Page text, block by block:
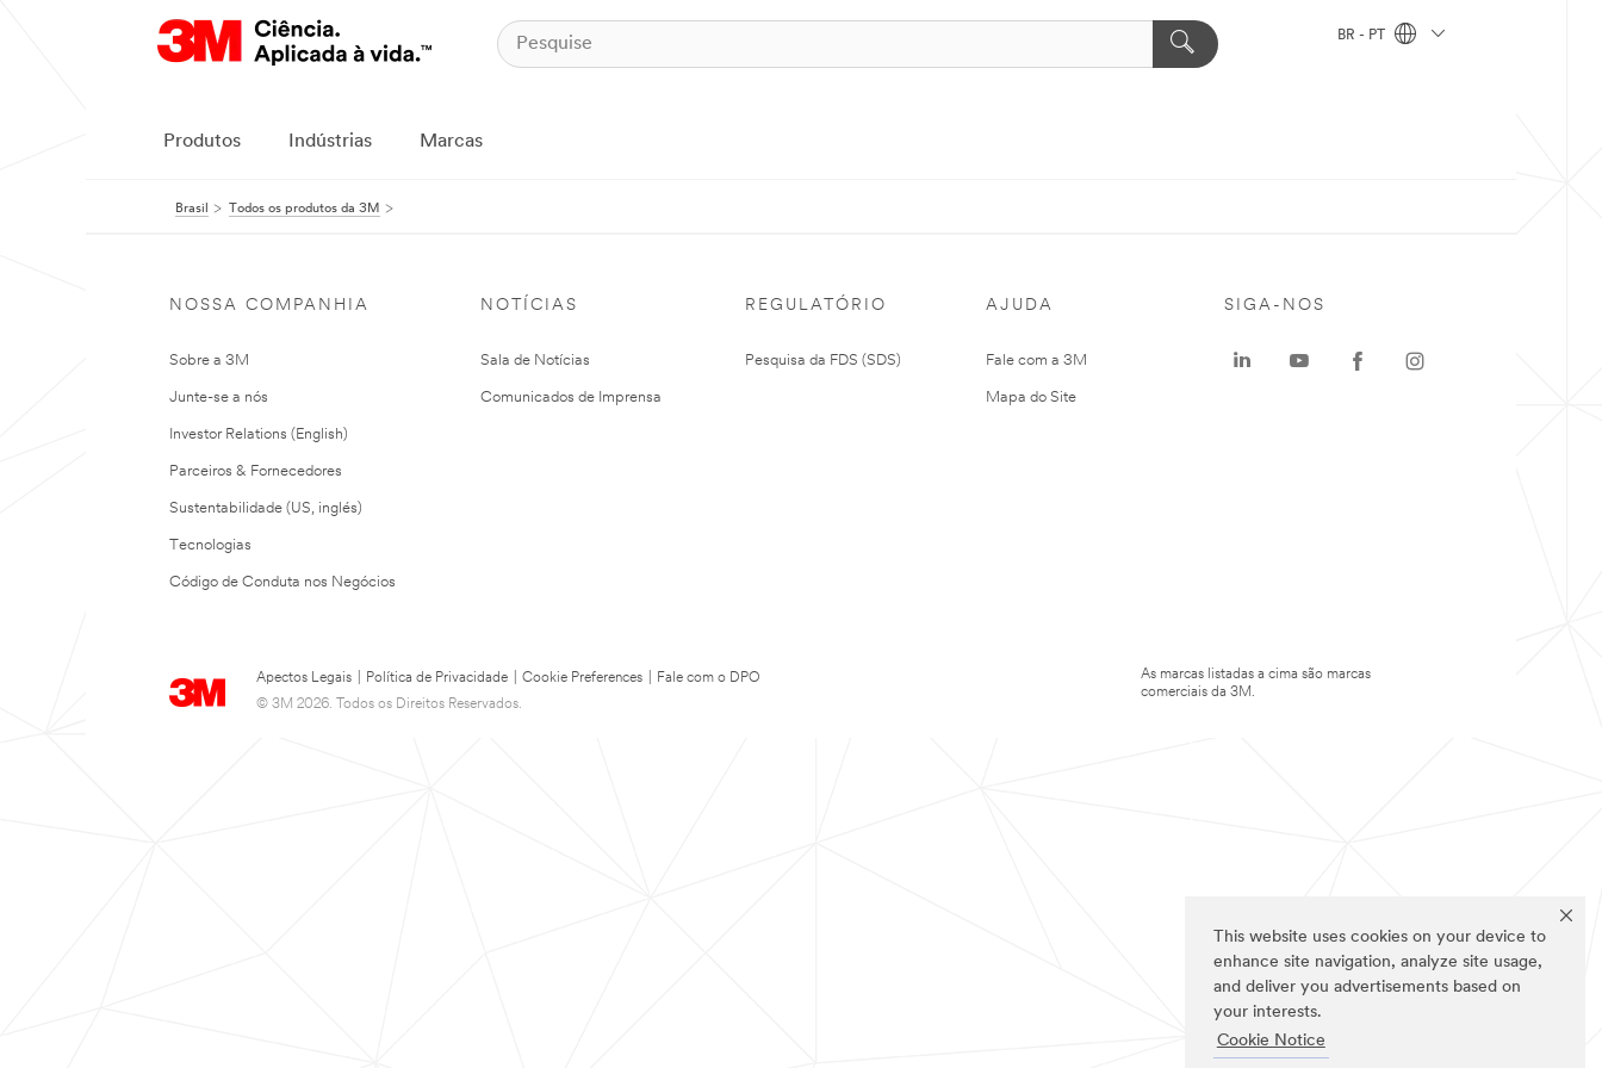
This website uses cookies on your device to
enhance site navigation, analyze site usage,
and deliver you advertisements based on
your interests.
Cookie Notice
BR - PT
Produtos Indústrias Marcas
Brasil Todos os produtos da 3M
NOSSA COMPANHIA
Sobre a 3M
Junte-se a nós
Investor Relations (English)
Parceiros & Fornecedores
Sustentabilidade (US, inglés)
Tecnologias
Código de Conduta nos Negócios
NOTÍCIAS
Sala de Notícias
Comunicados de Imprensa
REGULATÓRIO
Pesquisa da FDS (SDS)
AJUDA
Fale com a 3M
Mapa do Site
Apectos Legais Política de Privacidade Cookie Preferences
Fale com o DPO
© 3M 2026. Todos os Direitos Reservados.
SIGA-NOS
As marcas listadas a cima são marcas
comerciais da 3M.